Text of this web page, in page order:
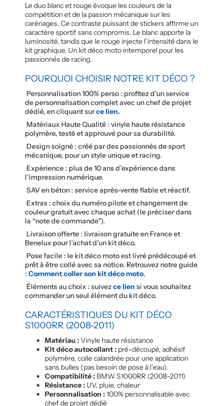
Le duo blanc et rouge évoque les couleurs de la
compétition et de la passion mécanique sur les
carénages. Ce contraste puissant de stickers affirme un
caractère sportif sans compromis. Le blanc apporte la
luminosité, tandis que le rouge injecte l’intensité dans le
kit graphique. Un kit déco moto intemporel pour les
passionnés de racing.
POURQUOI CHOISIR NOTRE KIT DÉCO ?
Personnalisation 100% perso : profitez d’un service
de personnalisation complet avec un chef de projet
dédié, en cliquant surce lien.
Matériaux Haute Qualité : vinyle haute résistance
polymère, testé et approuvé pour sa durabilité.
Design soigné : créé par des passionnés de sport
mécanique, pour un style unique et racing.
Expérience : plus de 10 ans d’expérience dans
l’impression numérique.
SAV en béton : service après-vente fiable et réactif.
Extras : choix du numéro pilote et changement de
couleur gratuit avec chaque achat (le préciser dans
la “note de commande”).
Livraison offerte : livraison gratuite en France et
Benelux pour l’achat d’un kit déco.
Pose facile : le kit déco moto est livré prédécoupé et
prêt à être collé avec sa notice. Retrouvez notre guide
: Comment coller son kit déco moto.
Éléments au choix : suivezce lien si vous souhaitez
commander un seul élément du kit déco.
CARACTÉRISTIQUES DU KIT DÉCO
S1000RR (2008-2011)
Matériau :Vinyle haute résistance
Kit déco autocollant : pré-découpé, adhésif
polymère, colle calandrée pour une application
sans bulles (pas besoin de pose à l’eau).
Compatibilité : BMW S1000RR (2008-2011)
Résistance : UV, pluie, chaleur
Personnalisation :100% personnalisable avec
chef de projet dédié